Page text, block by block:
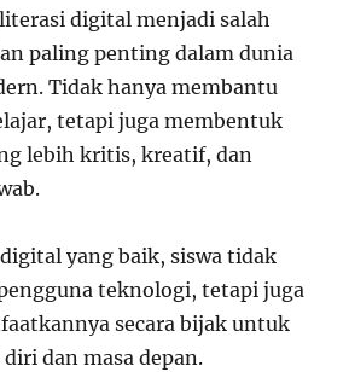
digital menjadi salah
paling penting dalam dunia
Tidak hanya membantu
tetapi juga membentuk
lebih kritis, kreatif, dan
yang baik, siswa tidak
teknologi, tetapi juga
secara bijak untuk
dan masa depan.